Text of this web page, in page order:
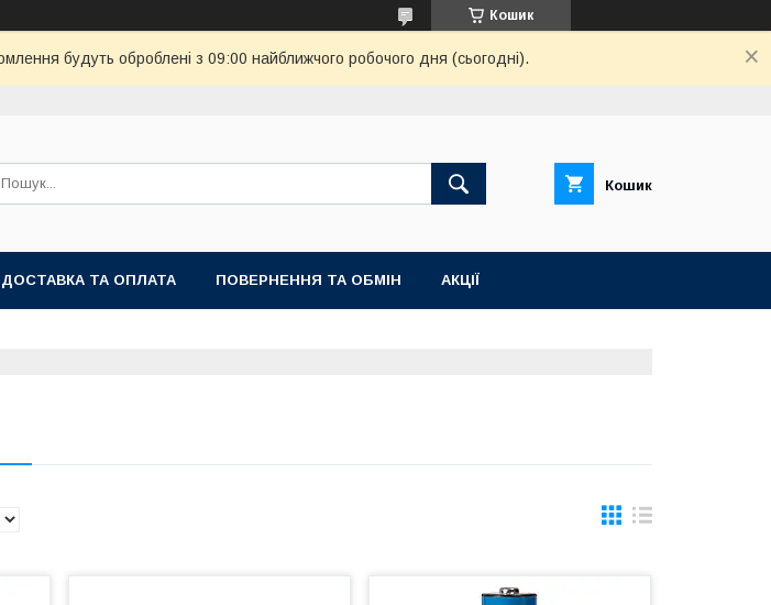
Кошик
будуть оброблені з 09:00 найближчого робочого дня (сьогодні).
Кошик
ДОСТАВКА ТА ОПЛАТА ПОВЕРНЕННЯ ТА ОБМІН АКЦІЇ